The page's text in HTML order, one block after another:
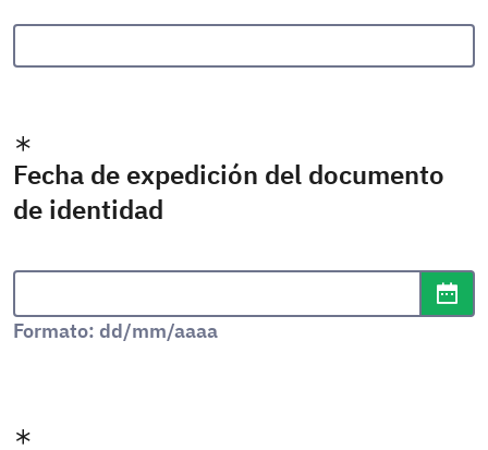
Fecha de expedición del documento
de identidad
Formato de fecha: dd/mm/aaaa
Formato: dd/mm/aaaa